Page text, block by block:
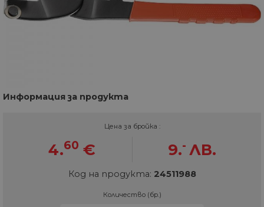
Информация за продукта
Цена за бройка :
4.60 € 9.- ЛВ.
Код на продукта: 24511988
Количество (бр.)